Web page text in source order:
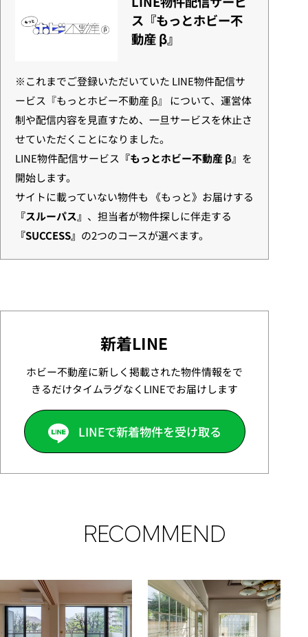
ス『もっとホビー不
動産 β』
※これまでご登録いただいていた LINE物件配信サ
ービス『もっとホビー不動産 β』 について、運営体
制や配信内容を見直すため、一旦サービスを休止さ
せていただくことになりました。
LINE物件配信サービス 『もっとホビー不動産 β』 を
開始します。
サイトに載っていない物件も 《もっと》お届けする
『スルーパス』 、担当者が物件探しに伴走する
『SUCCESS』 の2つのコースが選べます。
新着LINE
ホビー不動産に新しく掲載された物件情報をで
きるだけタイムラグなくLINEでお届けします
LINEで新着物件を受け取る
RECOMMEND